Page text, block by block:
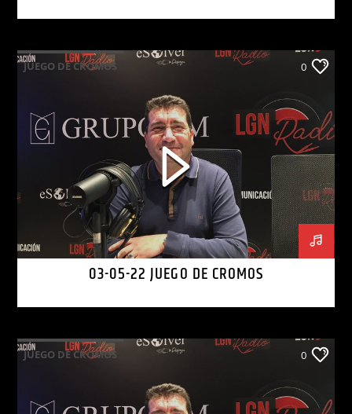
JUEGO DE CROMOS 0
03-05-22 JUEGO DE CROMOS
JUEGO DE CROMOS 0